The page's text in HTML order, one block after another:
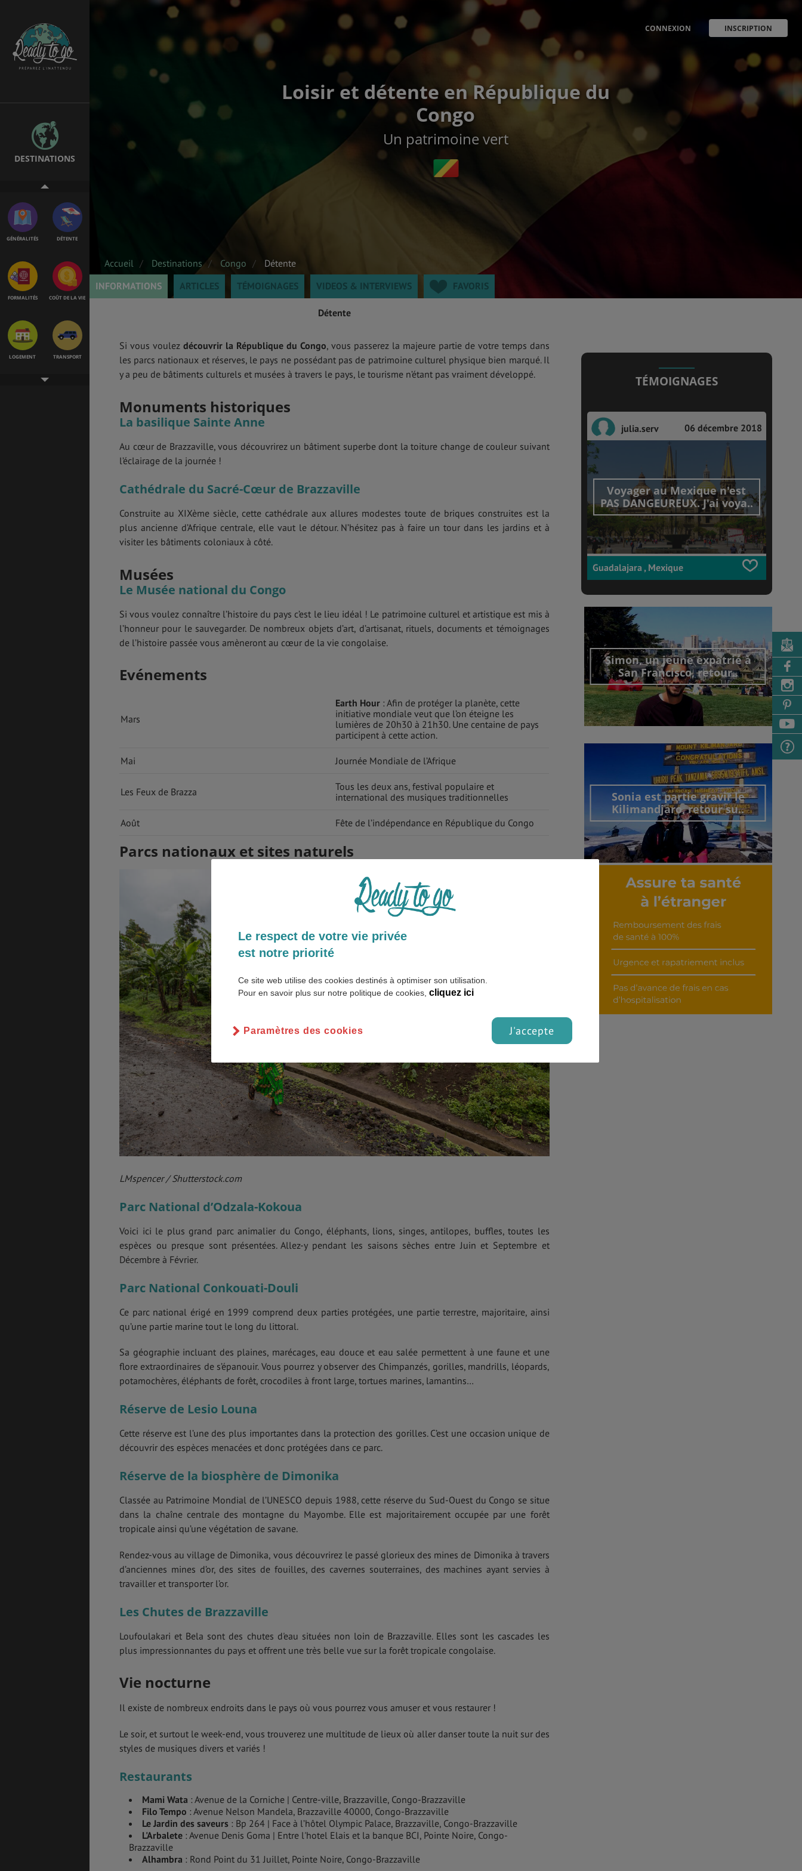
DESTINATIONS
SANTÉ &
SÉCURITÉ
ÉTUDES
GÉNÉRALITÉS DÉTENTE
FORMALITÉS COÛT DE LA VIE
LOGEMENT TRANSPORT
CONNEXION INSCRIPTION
Loisir et détente en République du
Congo
Un patrimoine vert
Accueil Destinations Congo
Détente
INFORMATIONS
ARTICLES TÉMOIGNAGES VIDEOS & INTERVIEWS FAVORIS
Détente
Si vous voulez découvrir la République du Congo, vous passerez la majeure partie de votre temps dans
les parcs nationaux et réserves, le pays ne possédant pas de patrimoine culturel physique bien marqué. Il
y a peu de bâtiments culturels et musées à travers le pays, le tourisme n’étant pas vraiment développé.
Monuments historiques
La basilique Sainte Anne
Au cœur de Brazzaville, vous découvrirez un bâtiment superbe dont la toiture change de couleur suivant
l’éclairage de la journée !
Cathédrale du Sacré-Cœur de Brazzaville
Construite au XIXème siècle, cette cathédrale aux allures modestes toute de briques construites est la
plus ancienne d’Afrique centrale, elle vaut le détour. N’hésitez pas à faire un tour dans les jardins et à
visiter les bâtiments coloniaux à côté.
Musées
Le Musée national du Congo
Si vous voulez connaître l’histoire du pays c’est le lieu idéal ! Le patrimoine culturel et artistique est mis à
l’honneur pour le sauvegarder. De nombreux objets d’art, d’artisanat, rituels, documents et témoignages
de l’histoire passée vous amèneront au cœur de la vie congolaise.
Evénements
Mars
Earth Hour: Afin de protéger la planète, cette
initiative mondiale veut que l’on éteigne les
lumières de 20h30 à 21h30. Une centaine de pays
participent à cette action.
Mai Journée Mondiale de l’Afrique
Les Feux de Brazza
Tous les deux ans, festival populaire et
international des musiques traditionnelles
Août Fête de l’indépendance en République du Congo
Parcs nationaux et sites naturels
LMspencer / Shutterstock.com
Parc National d’Odzala-Kokoua
Voici ici le plus grand parc animalier du Congo, éléphants, lions, singes, antilopes, buffles, toutes les
espèces ou presque sont présentées. Allez-y pendant les saisons sèches entre Juin et Septembre et
Décembre à Février.
Parc National Conkouati-Douli
Ce parc national érigé en 1999 comprend deux parties protégées, une partie terrestre, majoritaire, ainsi
qu’une partie marine tout le long du littoral.
Sa géographie incluant des plaines, marécages, eau douce et eau salée permettent à une faune et une
flore extraordinaires de s’épanouir. Vous pourrez y observer des Chimpanzés, gorilles, mandrills, léopards,
potamochères, éléphants de forêt, crocodiles à front large, tortues marines, lamantins…
Réserve de Lesio Louna
Cette réserve est l’une des plus importantes dans la protection des gorilles. C’est une occasion unique de
découvrir des espèces menacées et donc protégées dans ce parc.
Réserve de la biosphère de Dimonika
Classée au Patrimoine Mondial de l’UNESCO depuis 1988, cette réserve du Sud-Ouest du Congo se situe
dans la chaîne centrale des montagne du Mayombe. Elle est majoritairement occupée par une forêt
tropicale ainsi qu’une végétation de savane.
Rendez-vous au village de Dimonika, vous découvrirez le passé glorieux des mines de Dimonika à travers
d’anciennes mines d’or, des sites de fouilles, des cavernes souterraines, des machines ayant servies à
travailler et transporter l’or.
Les Chutes de Brazzaville
Loufoulakari et Bela sont des chutes d'eau situées non loin de Brazzaville. Elles sont les cascades les
plus impressionnantes du pays et offrent une très belle vue sur la forêt tropicale congolaise.
Vie nocturne
Il existe de nombreux endroits dans le pays où vous pourrez vous amuser et vous restaurer !
Le soir, et surtout le week-end, vous trouverez une multitude de lieux où aller danser toute la nuit sur des
styles de musiques divers et variés !
Restaurants
Mami Wata : Avenue de la Corniche | Centre-ville, Brazzaville, Congo-Brazzaville
Filo Tempo : Avenue Nelson Mandela, Brazzaville 40000, Congo-Brazzaville
Le Jardin des saveurs : Bp 264 | Face à l’hôtel Olympic Palace, Brazzaville, Congo-Brazzaville
L'Arbalete : Avenue Denis Goma | Entre l'hotel Elais et la banque BCI, Pointe Noire, Congo-
Brazzaville
Alhambra : Rond Point du 31 Juillet, Pointe Noire, Congo-Brazzaville
TÉMOIGNAGES
julia.serv 06 décembre 2018
Voyager au Mexique n'est
PAS DANGEUREUX. J'ai voya..
Guadalajara , Mexique
Simon, un jeune expatrié à
San Francisco, retour..
Découvrir cet interview
Sonia est partie gravir le
Kilimandjaro, retour su..
Le respect de votre vie privée
est notre priorité
Ce site web utilise des cookies destinés à optimiser son utilisation.
Pour en savoir plus sur notre politique de cookies, cliquez ici
J'accepte
Paramètres des cookies